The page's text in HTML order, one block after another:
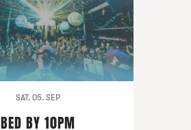
SAT. 05. SEP
BED BY 10PM